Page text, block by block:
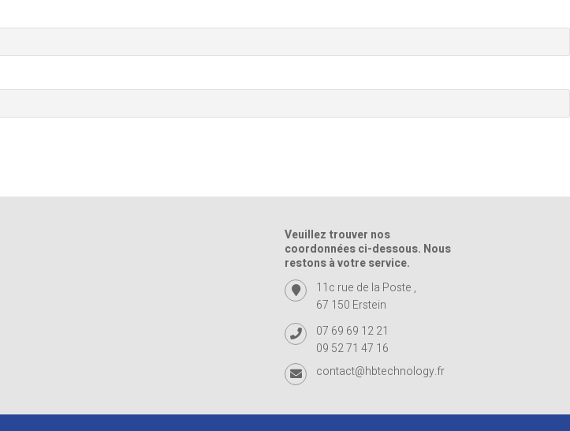
Veuillez trouver nos
coordonnées ci-dessous. Nous
restons à votre service.
11c rue de la Poste ,
67 150 Erstein
07 69 69 12 21
09 52 71 47 16
contact@hbtechnology.fr